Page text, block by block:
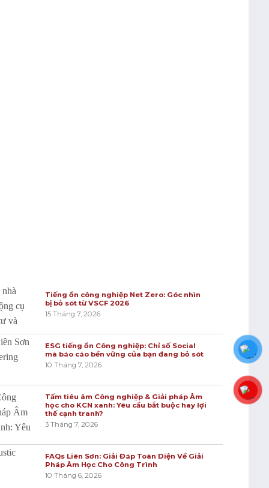
Tiếng ồn công nghiệp Net Zero: Góc nhìn
bị bỏ sót từ VSCF 2026
15 Tháng 7, 2026
ESG tiếng ồn Công nghiệp: Chỉ số Social
mà báo cáo bền vững của bạn đang bỏ sót
10 Tháng 7, 2026
Tấm tiêu âm Công nghiệp & Giải pháp Âm
học cho KCN xanh: Yêu cầu bắt buộc hay lợi
thế cạnh tranh?
3 Tháng 7, 2026
FAQs Liên Sơn: Giải Đáp Toàn Diện Về Giải
Pháp Âm Học Cho Công Trình
10 Tháng 6, 2026